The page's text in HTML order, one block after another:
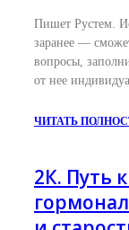
Пишет Рустем.
заранее —
вопросы,
от нее
ЧИТАТЬ
2К. Путь